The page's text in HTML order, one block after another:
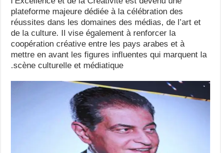
plateforme majeure dédiée à la célébration des
réussites dans les domaines des médias, de l’art et
de la culture. Il vise également à renforcer la
coopération créative entre les pays arabes et à
mettre en avant les figures influentes qui marquent la
scène culturelle et médiatique.